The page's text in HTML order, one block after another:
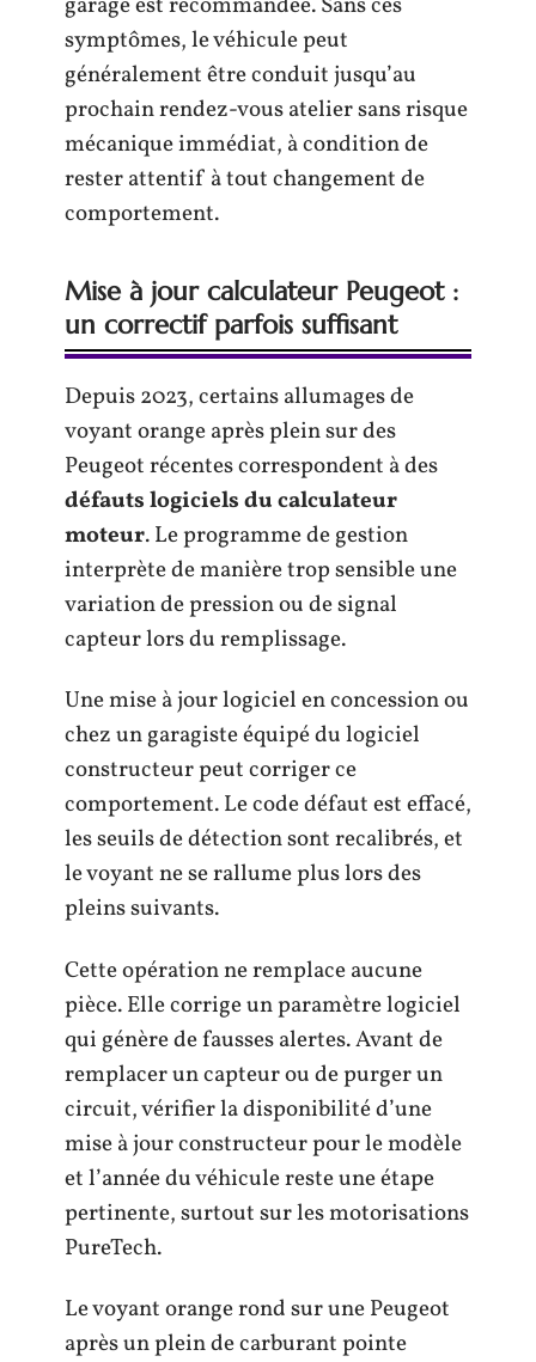
symptômes, le véhicule peut
généralement être conduit jusqu’au
prochain rendez-vous atelier sans risque
mécanique immédiat, à condition de
rester attentif à tout changement de
comportement.
Mise à jour calculateur Peugeot :
un correctif parfois suffisant
Depuis 2023, certains allumages de
voyant orange après plein sur des
Peugeot récentes correspondent à des
défauts logiciels du calculateur
moteur. Le programme de gestion
interprète de manière trop sensible une
variation de pression ou de signal
capteur lors du remplissage.
Une mise à jour logiciel en concession ou
chez un garagiste équipé du logiciel
constructeur peut corriger ce
comportement. Le code défaut est effacé,
les seuils de détection sont recalibrés, et
le voyant ne se rallume plus lors des
pleins suivants.
Cette opération ne remplace aucune
pièce. Elle corrige un paramètre logiciel
qui génère de fausses alertes. Avant de
remplacer un capteur ou de purger un
circuit, vérifier la disponibilité d’une
mise à jour constructeur pour le modèle
et l’année du véhicule reste une étape
pertinente, surtout sur les motorisations
PureTech.
Le voyant orange rond sur une Peugeot
après un plein de carburant pointe